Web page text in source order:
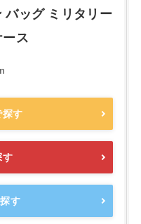
バッグ ミリタリー
ス
す
す
す